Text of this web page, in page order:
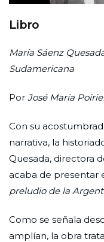
Libro
María Sáenz
Sudamericana
Por José María
Con su
narrativa, la
Quesada, directora
acaba de presentar
preludio de la
Como se señala
amplían, la obra